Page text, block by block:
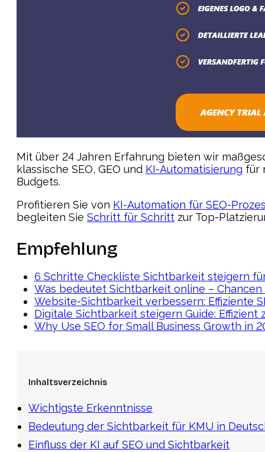
Mit über 24 Jahren Erfahrung bieten wir
klassische SEO, GEO und KI-Automatisierung für
Budgets.
Profitieren Sie von KI-Automation für SEO-
begleiten Sie Schritt für Schritt zur Top-
Empfehlung
6 Schritte Checkliste Sichtbarkeit steigern
Was bedeutet Sichtbarkeit online – Chancen
Website-Sichtbarkeit verbessern: Effiziente
Digitale Sichtbarkeit steigern Guide: Effizient
Why Use SEO for Small Business Growth in
Inhaltsverzeichnis
Wichtigste Erkenntnisse
Bedeutung der Sichtbarkeit für KMU in
Einfluss der KI auf SEO und Sichtbarkeit